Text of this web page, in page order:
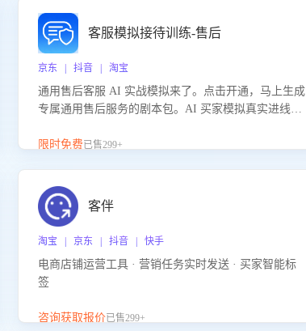
客服模拟接待训练-售后
京东 | 抖音 | 淘宝
通用售后客服 AI 实战模拟来了。点击开通，马上生成
专属通用售后服务的剧本包。AI 买家模拟真实进线咨
咨询等售后场景的应对要点，轻松提升服务能力。
限时免费已售299+
客伴
淘宝 | 京东 | 抖音 | 快手
电商店铺运营工具 · 营销任务实时发送 · 买家智能标
签
咨询获取报价已售299+